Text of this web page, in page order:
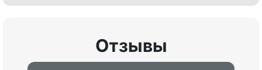
Отзывы